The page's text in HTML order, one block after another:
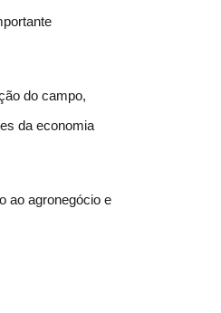
do campo,
da economia
ao agronegócio e